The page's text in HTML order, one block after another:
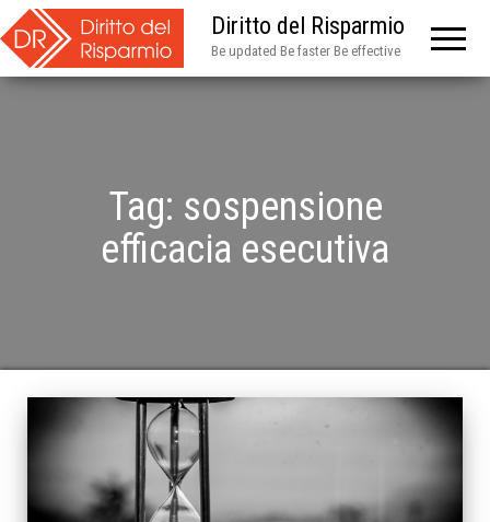
Diritto del Risparmio
Be updated Be faster Be effective
Tag: sospensione
efficacia esecutiva